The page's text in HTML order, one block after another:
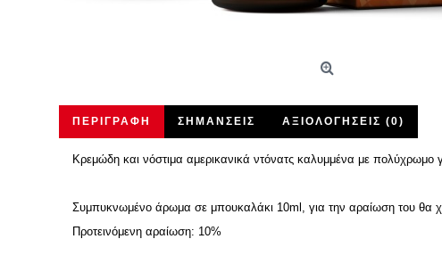
ΠΕΡΙΓΡΑΦΉ ΣΗΜΆΝΣΕΙΣ ΑΞΙΟΛΟΓΉΣΕΙΣ (0)
Κρεμώδη και νόστιμα αμερικανικά ντόνατς καλυμμένα με
Συμπυκνωμένο άρωμα σε μπουκαλάκι 10ml, για την αραίωση του θα
Προτεινόμενη αραίωση: 10%